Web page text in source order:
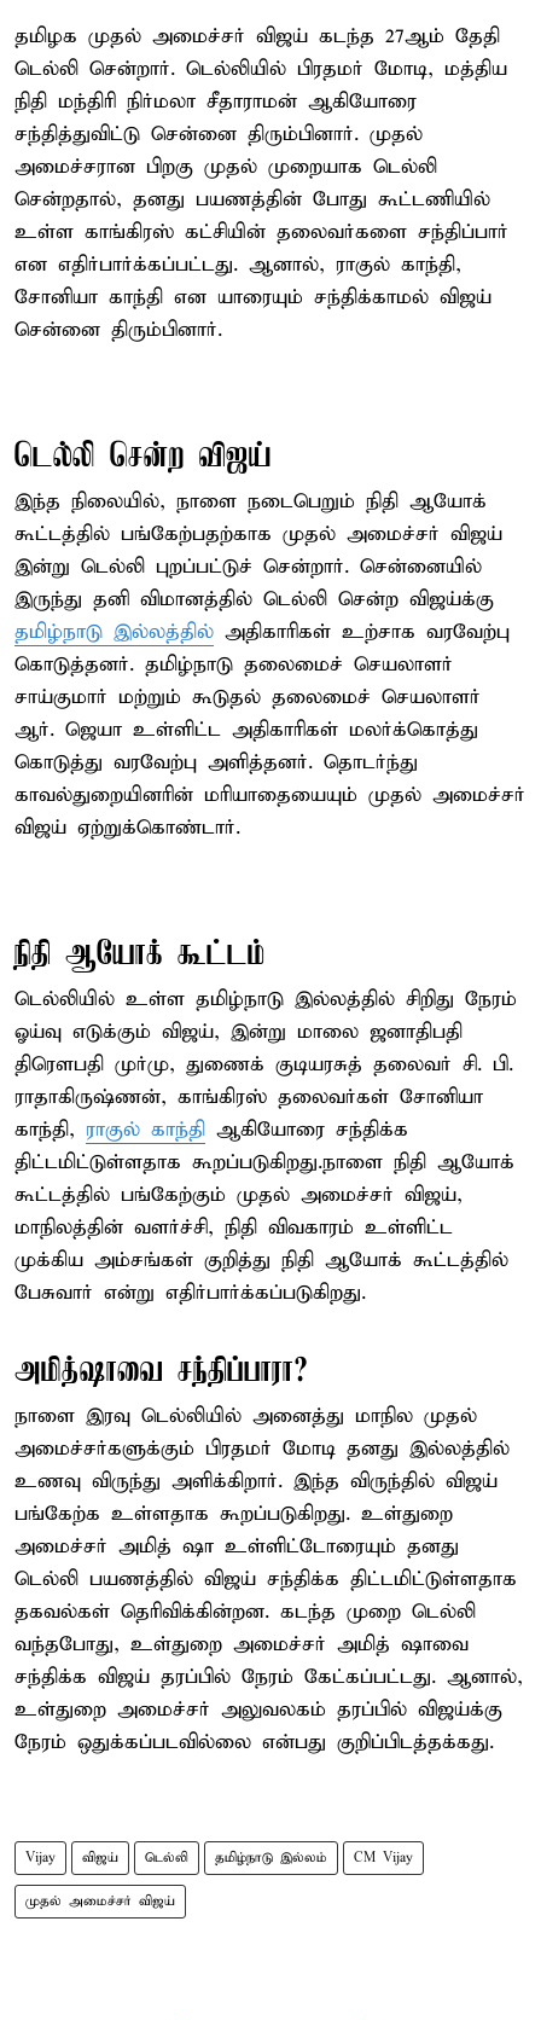
தமிழக முதல் அமைச்சர் விஜய் கடந்த 27ஆம் தேதி
டெல்லி சென்றார். டெல்லியில் பிரதமர் மோடி, மத்திய
நிதி மந்திரி நிர்மலா சீதாராமன் ஆகியோரை
சந்தித்துவிட்டு சென்னை திரும்பினார். முதல்
அமைச்சரான பிறகு முதல் முறையாக டெல்லி
சென்றதால், தனது பயணத்தின் போது கூட்டணியில்
உள்ள காங்கிரஸ் கட்சியின் தலைவர்களை சந்திப்பார்
என எதிர்பார்க்கப்பட்டது. ஆனால், ராகுல் காந்தி,
சோனியா காந்தி என யாரையும் சந்திக்காமல் விஜய்
சென்னை திரும்பினார்.
டெல்லி சென்ற விஜய்
இந்த நிலையில், நாளை நடைபெறும் நிதி ஆயோக்
கூட்டத்தில் பங்கேற்பதற்காக முதல் அமைச்சர் விஜய்
இன்று டெல்லி புறப்பட்டுச் சென்றார். சென்னையில்
இருந்து தனி விமானத்தில் டெல்லி சென்ற விஜய்க்கு
தமிழ்நாடு இல்லத்தில் அதிகாரிகள் உற்சாக வரவேற்பு
கொடுத்தனர். தமிழ்நாடு தலைமைச் செயலாளர்
சாய்குமார் மற்றும் கூடுதல் தலைமைச் செயலாளர்
ஆர். ஜெயா உள்ளிட்ட அதிகாரிகள் மலர்க்கொத்து
கொடுத்து வரவேற்பு அளித்தனர். தொடர்ந்து
காவல்துறையினரின் மரியாதையையும் முதல் அமைச்சர்
விஜய் ஏற்றுக்கொண்டார்.
நிதி ஆயோக் கூட்டம்
டெல்லியில் உள்ள தமிழ்நாடு இல்லத்தில் சிறிது நேரம்
ஓய்வு எடுக்கும் விஜய், இன்று மாலை ஜனாதிபதி
திரௌபதி முர்மு, துணைக் குடியரசுத் தலைவர் சி. பி.
ராதாகிருஷ்ணன், காங்கிரஸ் தலைவர்கள் சோனியா
காந்தி, ராகுல் காந்தி ஆகியோரை சந்திக்க
திட்டமிட்டுள்ளதாக கூறப்படுகிறது.நாளை நிதி ஆயோக்
கூட்டத்தில் பங்கேற்கும் முதல் அமைச்சர் விஜய்,
மாநிலத்தின் வளர்ச்சி, நிதி விவகாரம் உள்ளிட்ட
முக்கிய அம்சங்கள் குறித்து நிதி ஆயோக் கூட்டத்தில்
பேசுவார் என்று எதிர்பார்க்கப்படுகிறது.
அமித்ஷாவை சந்திப்பாரா?
நாளை இரவு டெல்லியில் அனைத்து மாநில முதல்
அமைச்சர்களுக்கும் பிரதமர் மோடி தனது இல்லத்தில்
உணவு விருந்து அளிக்கிறார். இந்த விருந்தில் விஜய்
பங்கேற்க உள்ளதாக கூறப்படுகிறது. உள்துறை
அமைச்சர் அமித் ஷா உள்ளிட்டோரையும் தனது
டெல்லி பயணத்தில் விஜய் சந்திக்க திட்டமிட்டுள்ளதாக
தகவல்கள் தெரிவிக்கின்றன. கடந்த முறை டெல்லி
வந்தபோது, உள்துறை அமைச்சர் அமித் ஷாவை
சந்திக்க விஜய் தரப்பில் நேரம் கேட்கப்பட்டது. ஆனால்,
உள்துறை அமைச்சர் அலுவலகம் தரப்பில் விஜய்க்கு
நேரம் ஒதுக்கப்படவில்லை என்பது குறிப்பிடத்தக்கது.
Vijay விஜய் டெல்லி தமிழ்நாடு இல்லம் CM Vijay
முதல் அமைச்சர் விஜய்